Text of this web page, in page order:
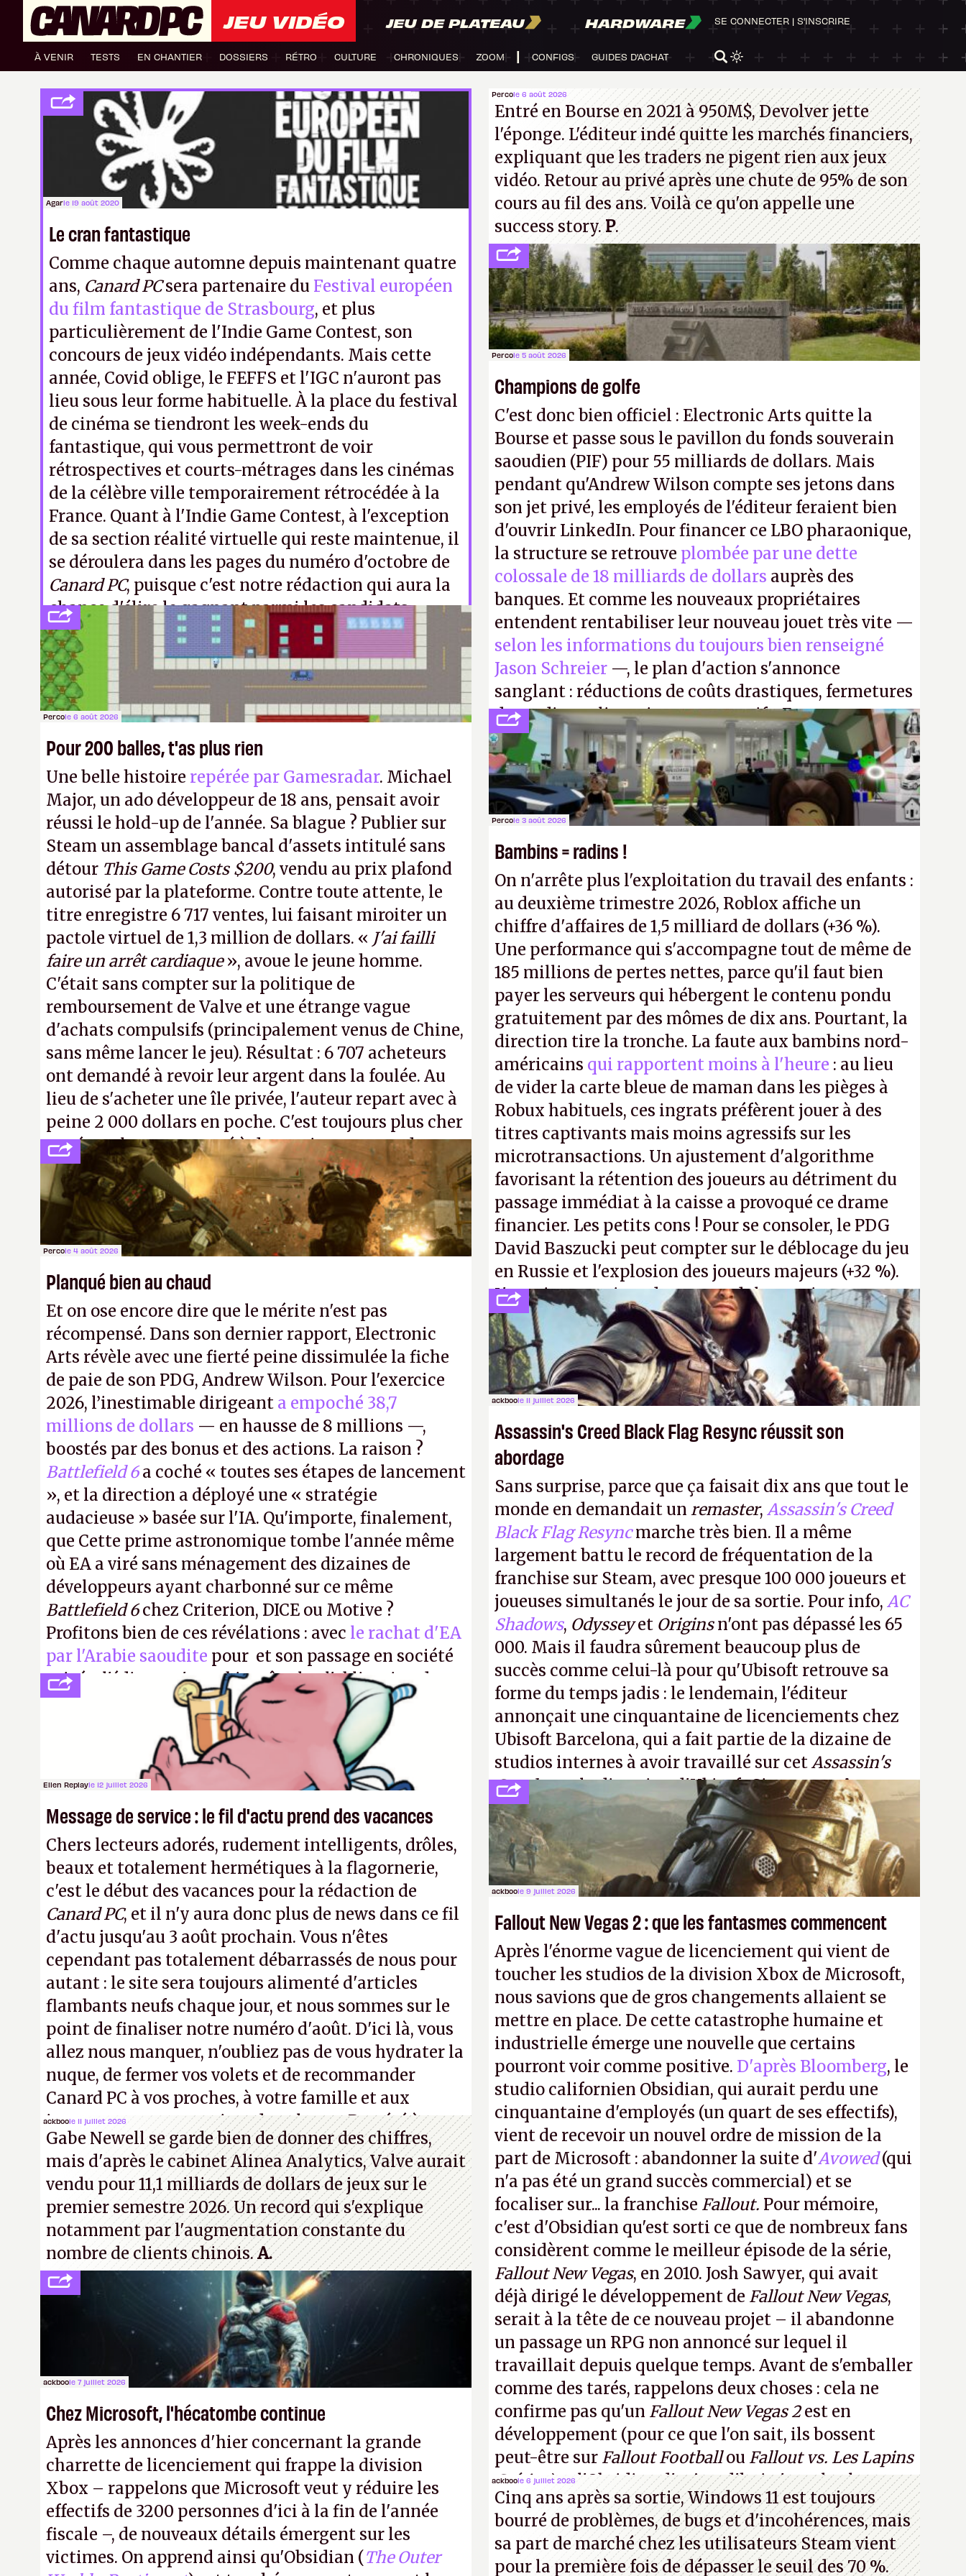
JEU VIDÉO JEU DE PLATEAU HARDWARE
À VENIR TESTS EN CHANTIER DOSSIERS RÉTRO CULTURE CHRONIQUES ZOOM CONFIGS GUIDES D'ACHAT
SE CONNECTER | S'INSCRIRE
Agarle 19 août 2020
Le cran fantastique
Comme chaque automne depuis maintenant quatre
ans, Canard PCsera partenaire du Festival européen
du film fantastique de Strasbourg, et plus
particulièrement de l'Indie Game Contest, son
concours de jeux vidéo indépendants. Mais cette
année, Covid oblige, le FEFFS et l'IGC n'auront pas
lieu sous leur forme habituelle. À la place du festival
de cinéma se tiendront les week-ends du
fantastique, qui vous permettront de voir
rétrospectives et courts-métrages dans les cinémas
de la célèbre ville temporairement rétrocédée à la
France. Quant à l'Indie Game Contest, à l'exception
de sa section réalité virtuelle qui reste maintenue, il
se déroulera dans les pages du numéro d'octobre de
Canard PC, puisque c'est notre rédaction qui aura la
chance d'élire le gagnant parmi les candidats
choisis par l'équipe de l'IGC.
LFS
Percole 6 août 2026
Entré en Bourse en 2021 à 950M$, Devolver jette
l'éponge. L'éditeur indé quitte les marchés financiers,
expliquant que les traders ne pigent rien aux jeux
vidéo. Retour au privé après une chute de 95% de son
cours au fil des ans. Voilà ce qu'on appelle une
success story.P.
Percole 6 août 2026
Pour 200 balles, t'as plus rien
Une belle histoire repérée par Gamesradar. Michael
Major, un ado développeur de 18 ans, pensait avoir
réussi le hold-up de l'année. Sa blague ? Publier sur
Steam un assemblage bancal d'assets intitulé sans
détour This Game Costs $200, vendu au prix plafond
autorisé par la plateforme. Contre toute attente, le
titre enregistre 6 717 ventes, lui faisant miroiter un
pactole virtuel de 1,3 million de dollars. « J'ai failli
faire un arrêt cardiaque», avoue le jeune homme.
C'était sans compter sur la politique de
remboursement de Valve et une étrange vague
d'achats compulsifs (principalement venus de Chine,
sans même lancer le jeu). Résultat : 6 707 acheteurs
ont demandé à revoir leur argent dans la foulée. Au
lieu de s'acheter une île privée, l'auteur repart avec à
peine 2 000 dollars en poche. C'est toujours plus cher
payé que le temps passé à dev, mais ça apprendra aux
petits malins qu'on ne braque pas Gabe Newell aussi
facilement.P.
Percole 5 août 2026
Champions de golfe
C'est donc bien officiel : Electronic Arts quitte la
Bourse et passe sous le pavillon du fonds souverain
saoudien (PIF) pour 55 milliards de dollars. Mais
pendant qu'Andrew Wilson compte ses jetons dans
son jet privé, les employés de l'éditeur feraient bien
d'ouvrir LinkedIn. Pour financer ce LBO pharaonique,
la structure se retrouve plombée par une dette
colossale de 18 milliards de dollars auprès des
banques. Et comme les nouveaux propriétaires
entendent rentabiliser leur nouveau jouet très vite —
selon les informations du toujours bien renseigné
Jason Schreier —, le plan d'action s'annonce
sanglant : réductions de coûts drastiques, fermetures
de studios et licenciements massifs. En gros, essorer
FCet Battlefield, puis virer le reste.P.
Percole 4 août 2026
Planqué bien au chaud
Et on ose encore dire que le mérite n'est pas
récompensé. Dans son dernier rapport, Electronic
Arts révèle avec une fierté peine dissimulée la fiche
de paie de son PDG, Andrew Wilson. Pour l'exercice
2026, l’inestimable dirigeant a empoché 38,7
millions de dollars — en hausse de 8 millions —,
boostés par des bonus et des actions. La raison ?
Battlefield 6a coché « toutes ses étapes de lancement
», et la direction a déployé une « stratégie
audacieuse » basée sur l'IA. Qu'importe, finalement,
que Cette prime astronomique tombe l'année même
où EA a viré sans ménagement des dizaines de
développeurs ayant charbonné sur ce même
Battlefield 6chez Criterion, DICE ou Motive ?
Profitons bien de ces révélations : avec le rachat d'EA
par l'Arabie saoudite pour et son passage en société
privée, l'éditeur n'aura bientôt plus l'obligation de
publier ses bilans. Encore une victoire pour la
Percole 3 août 2026
Bambins = radins !
On n'arrête plus l'exploitation du travail des enfants :
au deuxième trimestre 2026, Roblox affiche un
chiffre d'affaires de 1,5 milliard de dollars (+36 %).
Une performance qui s'accompagne tout de même de
185 millions de pertes nettes, parce qu'il faut bien
payer les serveurs qui hébergent le contenu pondu
gratuitement par des mômes de dix ans. Pourtant, la
direction tire la tronche. La faute aux bambins nord-
américains qui rapportent moins à l'heure : au lieu
de vider la carte bleue de maman dans les pièges à
Robux habituels, ces ingrats préfèrent jouer à des
titres captivants mais moins agressifs sur les
microtransactions. Un ajustement d'algorithme
favorisant la rétention des joueurs au détriment du
passage immédiat à la caisse a provoqué ce drame
financier. Les petits cons ! Pour se consoler, le PDG
David Baszucki peut compter sur le déblocage du jeu
en Russie et l'explosion des joueurs majeurs (+32 %).
L'avenir appartient donc aux adultes, qui ne sont
jamais que des enfants avec du pouvoir d'achat.P.
Ellen Replayle 12 juillet 2026
Message de service : le fil d'actu prend des vacances
Chers lecteurs adorés, rudement intelligents, drôles,
beaux et totalement hermétiques à la flagornerie,
c'est le début des vacances pour la rédaction de
Canard PC, et il n'y aura donc plus de news dans ce fil
d'actu jusqu'au 3 août prochain. Vous n'êtes
cependant pas totalement débarrassés de nous pour
autant : le site sera toujours alimenté d'articles
flambants neufs chaque jour, et nous sommes sur le
point de finaliser notre numéro d'août. D'ici là, vous
allez nous manquer, n'oubliez pas de vous hydrater la
nuque, de fermer vos volets et de recommander
Canard PC à vos proches, à votre famille et aux
inconnus que vous croisez dans la rue. Bon été à tous
! –ER.
ackboole 11 juillet 2026
Assassin's Creed Black Flag Resync réussit son
abordage
Sans surprise, parce que ça faisait dix ans que tout le
monde en demandait un remaster, Assassin's Creed
Black Flag Resyncmarche très bien. Il a même
largement battu le record de fréquentation de la
franchise sur Steam, avec presque 100 000 joueurs et
joueuses simultanés le jour de sa sortie. Pour info, AC
Shadows, Odysseyet Originsn'ont pas dépassé les 65
000. Mais il faudra sûrement beaucoup plus de
succès comme celui-là pour qu'Ubisoft retrouve sa
forme du temps jadis : le lendemain, l'éditeur
annonçait une cinquantaine de licenciements chez
Ubisoft Barcelona, qui a fait partie de la dizaine de
studios internes à avoir travaillé sur cetAssassin's
Creedsous la direction d'Ubisoft Singapour.A.
ackboole 11 juillet 2026
Gabe Newell se garde bien de donner des chiffres,
mais d'après le cabinet Alinea Analytics, Valve aurait
vendu pour 11,1 milliards de dollars de jeux sur le
premier semestre 2026. Un record qui s'explique
notamment par l'augmentation constante du
nombre de clients chinois.A.
ackboole 9 juillet 2026
Fallout New Vegas 2 : que les fantasmes commencent
Après l'énorme vague de licenciement qui vient de
toucher les studios de la division Xbox de Microsoft,
nous savions que de gros changements allaient se
mettre en place. De cette catastrophe humaine et
industrielle émerge une nouvelle que certains
pourront voir comme positive. D'après Bloomberg, le
studio californien Obsidian, qui aurait perdu une
cinquantaine d'employés (un quart de ses effectifs),
vient de recevoir un nouvel ordre de mission de la
part de Microsoft : abandonner la suite d'Avowed(qui
n'a pas été un grand succès commercial) et se
focaliser sur... la franchise Fallout. Pour mémoire,
c'est d'Obsidian qu'est sorti ce que de nombreux fans
considèrent comme le meilleur épisode de la série,
Fallout New Vegas, en 2010. Josh Sawyer, qui avait
déjà dirigé le développement de Fallout New Vegas,
serait à la tête de ce nouveau projet – il abandonne
un passage un RPG non annoncé sur lequel il
travaillait depuis quelque temps. Avant de s'emballer
comme des tarés, rappelons deux choses : cela ne
confirme pas qu'un Fallout New Vegas 2est en
développement (pour ce que l'on sait, ils bossent
peut-être sur Fallout Footballou Fallout vs. Les Lapins
Crétins)et l'Obsidian d'aujourd'hui n'est plus le
même studio qu'il y a 15 ans. Mais bon, OK, on peut
commencer à fantasmer.A.
ackboole 7 juillet 2026
Chez Microsoft, l'hécatombe continue
Après les annonces d'hier concernant la grande
charrette de licenciement qui frappe la division
Xbox – rappelons que Microsoft veut y réduire les
effectifs de 3200 personnes d'ici à la fin de l'année
fiscale –, de nouveaux détails émergent sur les
victimes. On apprend ainsi qu'Obsidian (The Outer
ackboole 6 juillet 2026
Cinq ans après sa sortie, Windows 11 est toujours
bourré de problèmes, de bugs et d'incohérences, mais
sa part de marché chez les utilisateurs Steam vient
pour la première fois de dépasser le seuil des 70 %.